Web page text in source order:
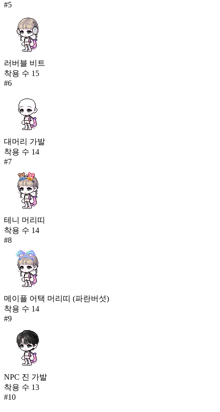
#5
러버블 비트
착용 수 15
#6
대머리 가발
착용 수 14
#7
테니 머리띠
착용 수 14
#8
메이플 어택 머리띠 (파란버섯)
착용 수 14
#9
NPC 진 가발
착용 수 13
#10